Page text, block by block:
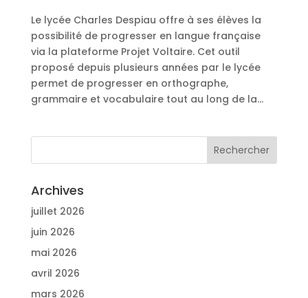
Le lycée Charles Despiau offre à ses élèves la
possibilité de progresser en langue française
via la plateforme Projet Voltaire. Cet outil
proposé depuis plusieurs années par le lycée
permet de progresser en orthographe,
grammaire et vocabulaire tout au long de la...
Archives
juillet 2026
juin 2026
mai 2026
avril 2026
mars 2026